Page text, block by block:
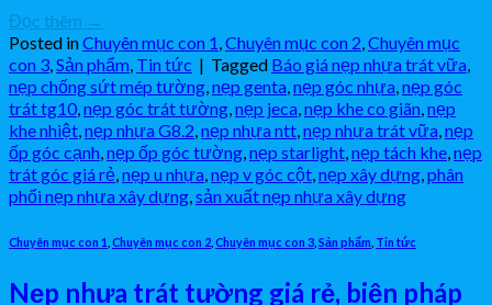
Đọc thêm →
Posted inChuyên mục con 1,Chuyên mục con 2,Chuyên mục
con 3,Sản phẩm, Tin tức | Tagged Báo giá nẹp nhựa trát vữa,
nẹp chống sứt mép tường,nẹp genta,nẹp góc nhựa,nẹp góc
trát tg10,nẹp góc trát tường,nẹp jeca,nẹp khe co giãn,nẹp
khe nhiệt,nẹp nhựa G8.2,nẹp nhựa ntt,nẹp nhựa trát vữa,nẹp
ốp góc cạnh,nẹp ốp góc tường,nẹp starlight,nẹp tách khe,nẹp
trát góc giá rẻ,nẹp u nhựa,nẹp v góc cột,nẹp xây dựng,phân
phối nẹp nhựa xây dựng,sản xuất nẹp nhựa xây dựng
Chuyên mục con 1 Chuyên mục con 2 Chuyên mục con 3 Sản phẩm Tin tức
Nẹp nhựa trát tường giá rẻ, biện pháp